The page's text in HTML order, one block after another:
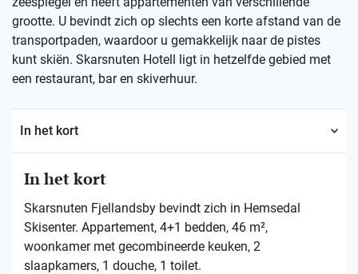
grootte. U bevindt zich op slechts een korte afstand van de
transportpaden, waardoor u gemakkelijk naar de pistes
kunt skiën. Skarsnuten Hotell ligt in hetzelfde gebied met
een restaurant, bar en skiverhuur.
In het kort
In het kort
Skarsnuten Fjellandsby bevindt zich in Hemsedal
Skisenter. Appartement, 4+1 bedden, 46 m²,
woonkamer met gecombineerde keuken, 2
slaapkamers, 1 douche, 1 toilet.